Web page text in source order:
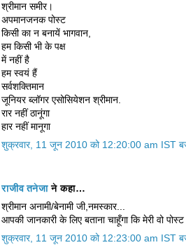
श्रीमान समीर।
अपमानजनक पोस्‍ट
किसी का न बनायें भागवान,
हम किसी भी के पक्ष
में नहीं है
हम स्‍वयं हैं
सर्वशक्तिमान
जूनियर ब्‍लॉगर एसोसियेशन श्रीमान.
रार नहीं ठानूंगा
हार नहीं मानूगा
शुक्रवार, 11 जून 2010 को 12:20:00 am IST
राजीव तनेजाने कहा…
श्रीमान अनामी/बेनामी जी,नमस्कार...
आपकी जानकारी के लिए बताना चाहूँगा कि मेरी वो
शुक्रवार, 11 जून 2010 को 12:23:00 am IST